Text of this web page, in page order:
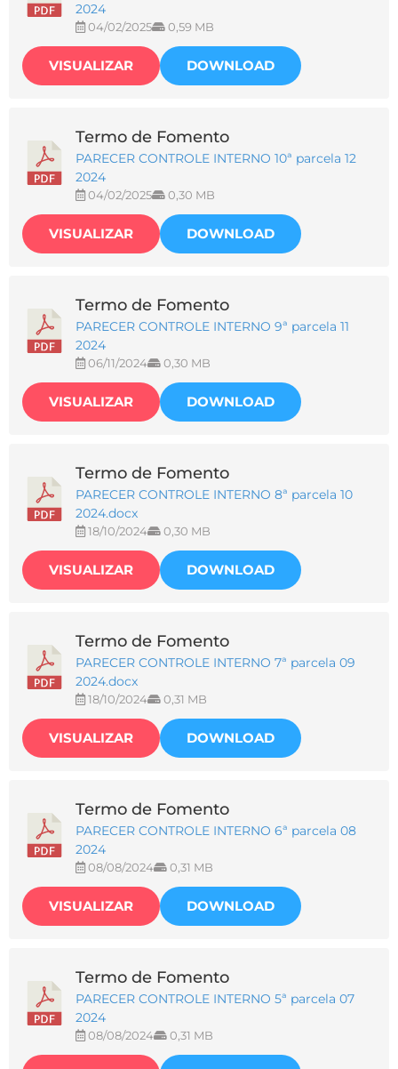
2024
04/02/2025 0,59 MB
VISUALIZAR DOWNLOAD
Termo de Fomento
PARECER CONTROLE INTERNO 10ª parcela 12
2024
04/02/2025 0,30 MB
VISUALIZAR DOWNLOAD
Termo de Fomento
PARECER CONTROLE INTERNO 9ª parcela 11
2024
06/11/2024 0,30 MB
VISUALIZAR DOWNLOAD
Termo de Fomento
PARECER CONTROLE INTERNO 8ª parcela 10
2024.docx
18/10/2024 0,30 MB
VISUALIZAR DOWNLOAD
Termo de Fomento
PARECER CONTROLE INTERNO 7ª parcela 09
2024.docx
18/10/2024 0,31 MB
VISUALIZAR DOWNLOAD
Termo de Fomento
PARECER CONTROLE INTERNO 6ª parcela 08
2024
08/08/2024 0,31 MB
VISUALIZAR DOWNLOAD
Termo de Fomento
PARECER CONTROLE INTERNO 5ª parcela 07
2024
08/08/2024 0,31 MB